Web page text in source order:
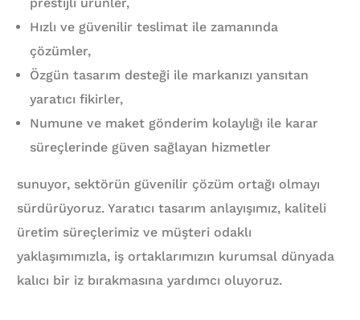
prestijli ürünler,
Hızlı ve güvenilir teslimat ile zamanında
çözümler,
Özgün tasarım desteği ile markanızı yansıtan
yaratıcı fikirler,
Numune ve maket gönderim kolaylığı ile karar
süreçlerinde güven sağlayan hizmetler
sunuyor, sektörün güvenilir çözüm ortağı olmayı
sürdürüyoruz. Yaratıcı tasarım anlayışımız, kaliteli
üretim süreçlerimiz ve müşteri odaklı
yaklaşımımızla, iş ortaklarımızın kurumsal dünyada
kalıcı bir iz bırakmasına yardımcı oluyoruz.